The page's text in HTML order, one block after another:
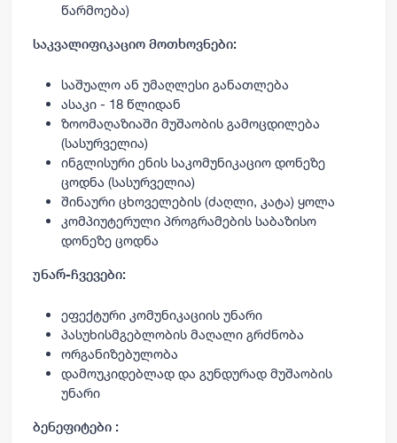
წარმოება)
საკვალიფიკაციო მოთხოვნები:
საშუალო ან უმაღლესი განათლება
ასაკი - 18 წლიდან
ზოომაღაზიაში მუშაობის გამოცდილება
(სასურველია)
ინგლისური ენის საკომუნიკაციო დონეზე
ცოდნა (სასურველია)
შინაური ცხოველების (ძაღლი, კატა) ყოლა
კომპიუტერული პროგრამების საბაზისო
დონეზე ცოდნა
უნარ-ჩვევები:
ეფექტური კომუნიკაციის უნარი
პასუხისმგებლობის მაღალი გრძნობა
ორგანიზებულობა
დამოუკიდებლად და გუნდურად მუშაობის
უნარი
ბენეფიტები :